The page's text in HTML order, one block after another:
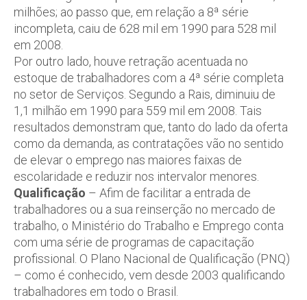
milhões; ao passo que, em relação a 8ª série
incompleta, caiu de 628 mil em 1990 para 528 mil
em 2008.
Por outro lado, houve retração acentuada no
estoque de trabalhadores com a 4ª série completa
no setor de Serviços. Segundo a Rais, diminuiu de
1,1 milhão em 1990 para 559 mil em 2008. Tais
resultados demonstram que, tanto do lado da oferta
como da demanda, as contratações vão no sentido
de elevar o emprego nas maiores faixas de
escolaridade e reduzir nos intervalor menores.
Qualificação – Afim de facilitar a entrada de
trabalhadores ou a sua reinserção no mercado de
trabalho, o Ministério do Trabalho e Emprego conta
com uma série de programas de capacitação
profissional. O Plano Nacional de Qualificação (PNQ)
– como é conhecido, vem desde 2003 qualificando
trabalhadores em todo o Brasil.